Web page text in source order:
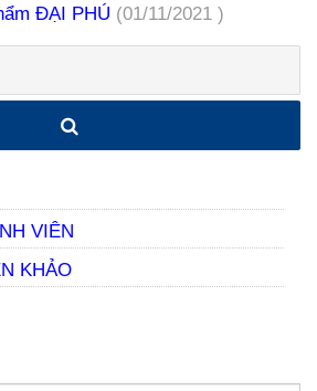
ĐẠI PHÚ (01/11/2021 )
VIÊN
KHẢO